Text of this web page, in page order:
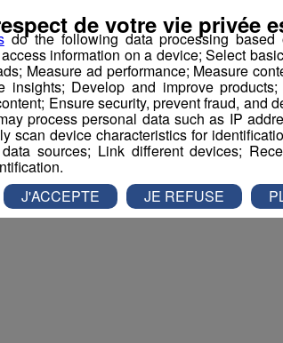
sur Foron
do the following data processing based
information on a device; Select
Measure ad performance; Measure
insights; Develop and improve
Ensure security, prevent fraud, and
process personal data such as IP
scan device characteristics for
sources; Link different devices;
de votre vie privée
J'ACCEPTE JE REFUSE